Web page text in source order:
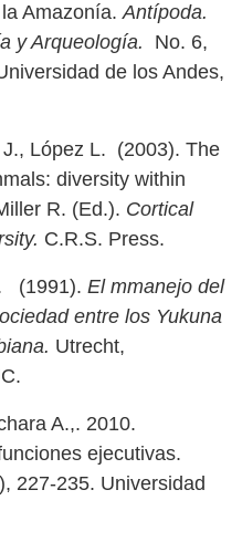
Amazonía.Antípoda.
y Arqueología.
No. 6,
de los Andes,
López L. (2003). The
diversity within
R. (Ed.). Cortical
C.R.S. Press.
(1991). El mmanejo del
entre los Yukuna
Utrecht,
A.,. 2010.
ejecutivas.
227-235. Universidad